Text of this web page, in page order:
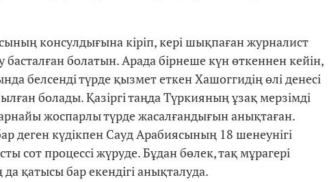
консулдығына кіріп, кері шықпаған журналист
басталған болатын. Арада бірнеше күн өткеннен кейін,
белсенді түрде қызмет еткен Хашоггидің өлі денесі
болады. Қазіргі таңда Түркияның ұзақ мерзімді
жоспарлы түрде жасалғандығын анықтаған.
деген күдікпен Сауд Арабиясының 18 шенеунігі
сот процессі жүруде. Бұдан бөлек, тақ мұрагері
қатысы бар екендігі анықталуда.